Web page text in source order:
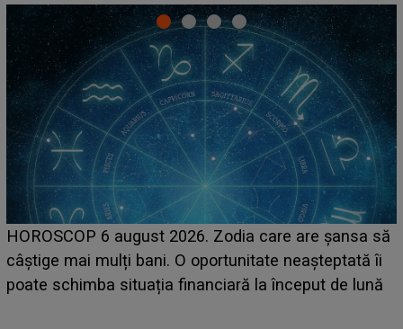
LINE-UP UNTOLD ONE, prima zi. Cine sunt artiștii
care deschid festivalul și de la ce ore au loc cele mai
așteptate concerte pe scena principală?